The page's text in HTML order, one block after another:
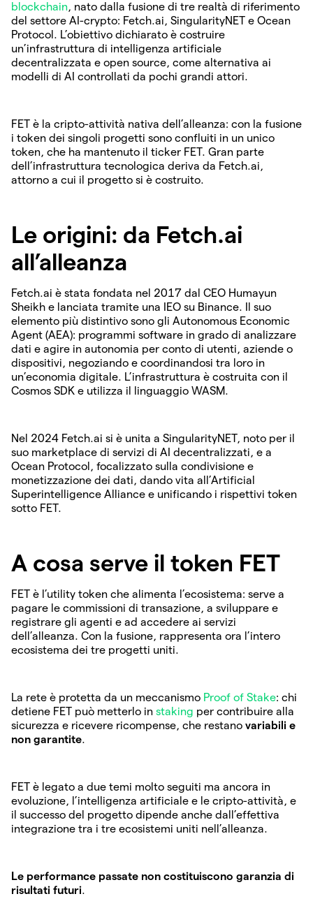
blockchain, nato dalla fusione di tre realtà di riferimento
del settore AI-crypto: Fetch.ai, SingularityNET e Ocean
Protocol. L’obiettivo dichiarato è costruire
un’infrastruttura di intelligenza artificiale
decentralizzata e open source, come alternativa ai
modelli di AI controllati da pochi grandi attori.
FET è la cripto-attività nativa dell’alleanza: con la fusione
i token dei singoli progetti sono confluiti in un unico
token, che ha mantenuto il ticker FET. Gran parte
dell’infrastruttura tecnologica deriva da Fetch.ai,
attorno a cui il progetto si è costruito.
Le origini: da Fetch.ai
all’alleanza
Fetch.ai è stata fondata nel 2017 dal CEO Humayun
Sheikh e lanciata tramite una IEO su Binance. Il suo
elemento più distintivo sono gli Autonomous Economic
Agent (AEA): programmi software in grado di analizzare
dati e agire in autonomia per conto di utenti, aziende o
dispositivi, negoziando e coordinandosi tra loro in
un’economia digitale. L’infrastruttura è costruita con il
Cosmos SDK e utilizza il linguaggio WASM.
Nel 2024 Fetch.ai si è unita a SingularityNET, noto per il
suo marketplace di servizi di AI decentralizzati, e a
Ocean Protocol, focalizzato sulla condivisione e
monetizzazione dei dati, dando vita all’Artificial
Superintelligence Alliance e unificando i rispettivi token
sotto FET.
A cosa serve il token FET
FET è l’utility token che alimenta l’ecosistema: serve a
pagare le commissioni di transazione, a sviluppare e
registrare gli agenti e ad accedere ai servizi
dell’alleanza. Con la fusione, rappresenta ora l’intero
ecosistema dei tre progetti uniti.
La rete è protetta da un meccanismo Proof of Stake: chi
detiene FET può metterlo in staking per contribuire alla
sicurezza e ricevere ricompense, che restano variabili e
non garantite.
FET è legato a due temi molto seguiti ma ancora in
evoluzione, l’intelligenza artificiale e le cripto-attività, e
il successo del progetto dipende anche dall’effettiva
integrazione tra i tre ecosistemi uniti nell’alleanza.
Le performance passate non costituiscono garanzia di
risultati futuri.